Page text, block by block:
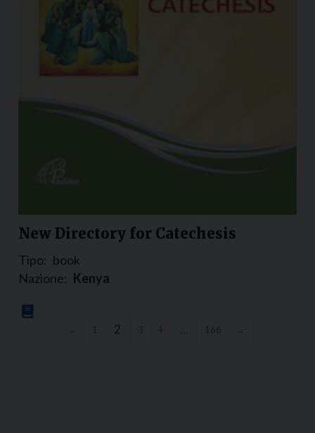
New Directory for Catechesis
Tipo: book
Nazione: Kenya
← 1 2 3 4 … 166 →